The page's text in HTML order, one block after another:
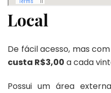
Local
De fácil acesso, mas
custa R$3,00 a cada
Possui um área